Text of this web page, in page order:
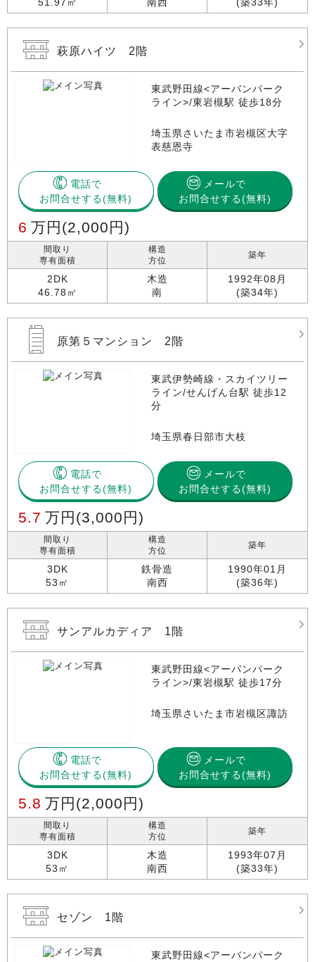
萩原ハイツ 2階
東武野田線<アーバンパーク
ライン>/東岩槻駅 徒歩18分
埼玉県さいたま市岩槻区大字
表慈恩寺
電話で
お問合せする
メールで
お問合せする(無料)
6 万円 (2,000円)
間取り
専有面積
2DK
46.78㎡
構造
方位
木造
南
築年
1992年08月
(築34年)
原第５マンション 2階
東武伊勢崎線・スカイツリー
ライン/せんげん台駅 徒歩12
分
埼玉県春日部市大枝
電話で
お問合せする
メールで
お問合せする(無料)
5.7 万円 (3,000円)
間取り
専有面積
3DK
53㎡
構造
方位
鉄骨造
南西
築年
1990年01月
(築36年)
サンアルカディア 1階
東武野田線<アーバンパーク
ライン>/東岩槻駅 徒歩17分
埼玉県さいたま市岩槻区諏訪
電話で
お問合せする
メールで
お問合せする(無料)
5.8 万円 (2,000円)
間取り
専有面積
3DK
53㎡
構造
方位
木造
南西
築年
1993年07月
(築33年)
セゾン 1階
東武野田線<アーバンパーク